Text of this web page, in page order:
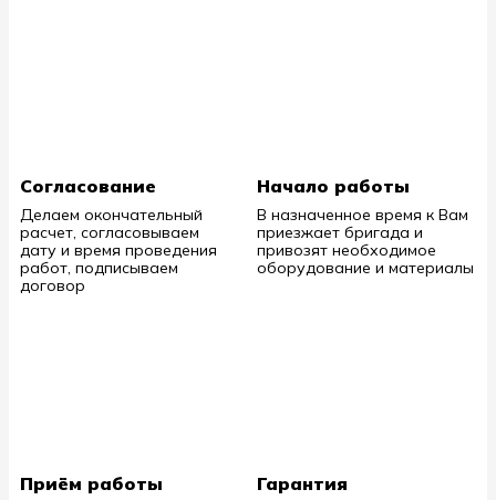
Согласование
Делаем окончательный
расчет, согласовываем
дату и время проведения
работ, подписываем
договор
Начало работы
В назначенное время к Вам
приезжает бригада и
привозят необходимое
оборудование и материалы
Приём работы Гарантия